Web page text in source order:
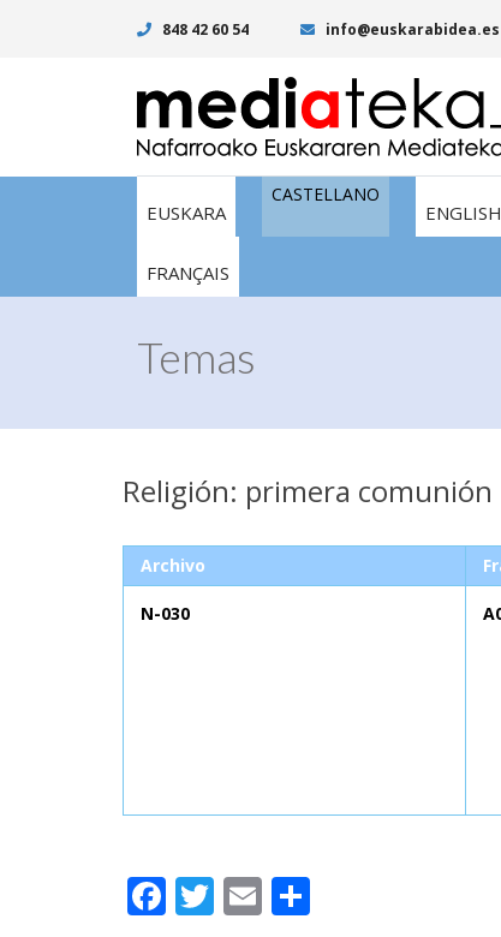
848 42 60 54 info@euskarabidea.es
EUSKARA
CASTELLANO
ENGLISH
FRANÇAIS
Temas
Religión: primera
Archivo
N-030
Facebook
Twitter
Email